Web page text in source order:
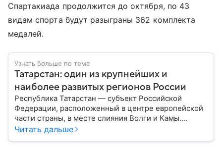
Спартакиада продолжится до октября, по 43
видам спорта будут разыграны 362 комплекта
медалей.
Узнать больше по теме
Татарстан: один из крупнейших и
наиболее развитых регионов России
Республика Татарстан — субъект Российской
Федерации, расположенный в центре европейской
части страны, в месте слияния Волги и Камы.
Регион считается одним из ведущих
Читать дальше